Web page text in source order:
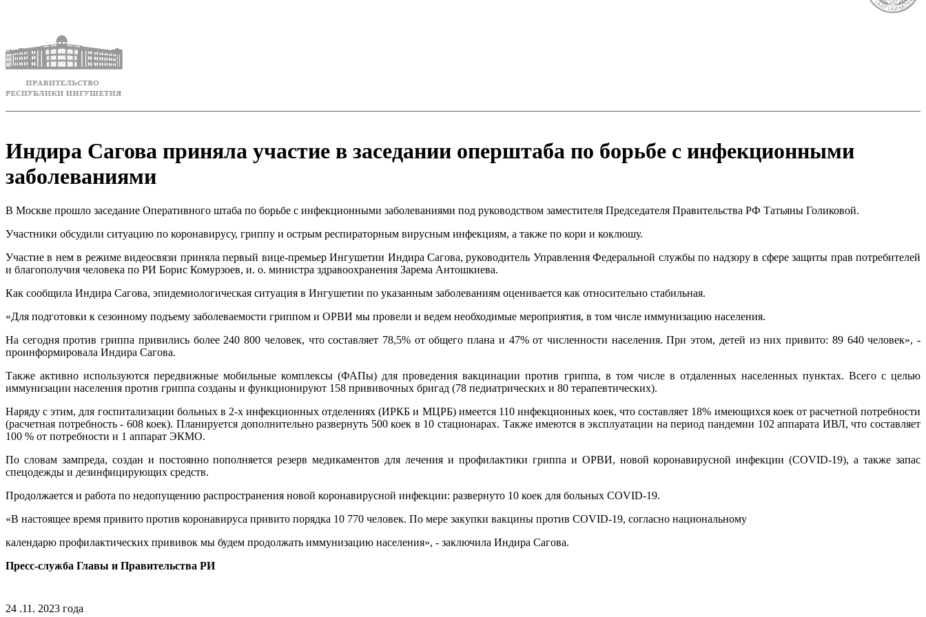
Индира Сагова приняла участие в заседании оперштаба по борьбе с инфекционными
заболеваниями
В Москве прошло заседание Оперативного штаба по борьбе с инфекционными заболеваниями под руководством заместителя Председателя Правительства РФ Татьяны Голиковой.
Участники обсудили ситуацию по коронавирусу, гриппу и острым респираторным вирусным инфекциям, а также по кори и коклюшу.
Участие в нем в режиме видеосвязи приняла первый вице-премьер Ингушетии Индира Сагова, руководитель Управления Федеральной службы по надзору в сфере защиты прав потребителей
и благополучия человека по РИ Борис Комурзоев, и. о. министра здравоохранения Зарема Антошкиева.
Как сообщила Индира Сагова, эпидемиологическая ситуация в Ингушетии по указанным заболеваниям оценивается как относительно стабильная.
«Для подготовки к сезонному подъему заболеваемости гриппом и ОРВИ мы провели и ведем необходимые мероприятия, в том числе иммунизацию населения.
На сегодня против гриппа привились более 240 800 человек, что составляет 78,5% от общего плана и 47% от численности населения. При этом, детей из них привито: 89 640 человек», -
проинформировала Индира Сагова.
Также активно используются передвижные мобильные комплексы (ФАПы) для проведения вакцинации против гриппа, в том числе в отдаленных населенных пунктах. Всего с целью
иммунизации населения против гриппа созданы и функционируют 158 прививочных бригад (78 педиатрических и 80 терапевтических).
Наряду с этим, для госпитализации больных в 2-х инфекционных отделениях (ИРКБ и МЦРБ) имеется 110 инфекционных коек, что составляет 18% имеющихся коек от расчетной потребности
(расчетная потребность - 608 коек). Планируется дополнительно развернуть 500 коек в 10 стационарах. Также имеются в эксплуатации на период пандемии 102 аппарата ИВЛ, что составляет
100 % от потребности и 1 аппарат ЭКМО.
По словам зампреда, создан и постоянно пополняется резерв медикаментов для лечения и профилактики гриппа и ОРВИ, новой коронавирусной инфекции (COVID-19), а также запас
спецодежды и дезинфицирующих средств.
Продолжается и работа по недопущению распространения новой коронавирусной инфекции: развернуто 10 коек для больных COVID-19.
«В настоящее время привито против коронавируса привито порядка 10 770 человек. По мере закупки вакцины против COVID-19, согласно национальному
календарю профилактических прививок мы будем продолжать иммунизацию населения», - заключила Индира Сагова.
Пресс-служба Главы и Правительства РИ
24 .11. 2023 года